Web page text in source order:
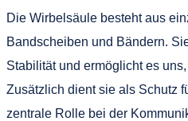
Die Wirbelsäule besteht aus
Bandscheiben und Bändern.
Stabilität und ermöglicht es
Zusätzlich dient sie als Schutz
zentrale Rolle bei der